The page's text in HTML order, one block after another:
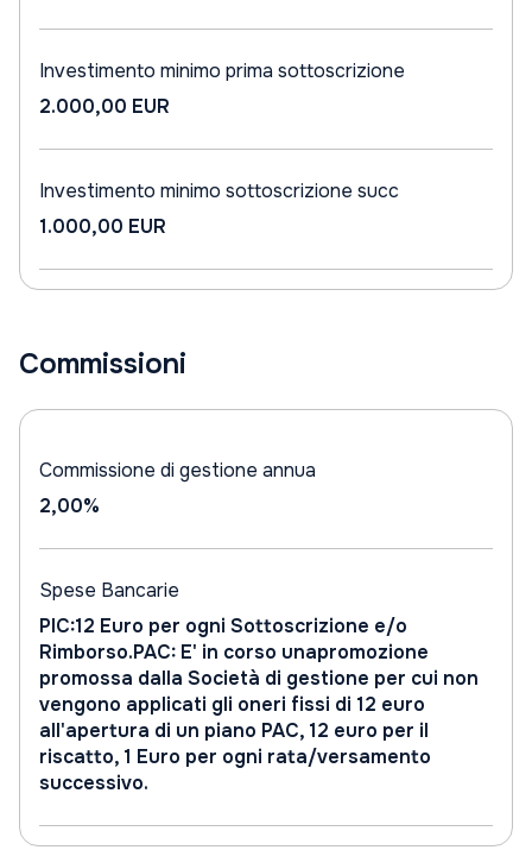
Investimento minimo prima sottoscrizione
2.000,00 EUR
Investimento minimo sottoscrizione succ
1.000,00 EUR
Commissioni
Commissione di gestione annua
2,00%
Spese Bancarie
PIC:12 Euro per ogni Sottoscrizione e/o
Rimborso.PAC: E' in corso unapromozione
promossa dalla Società di gestione per cui non
vengono applicati gli oneri fissi di 12 euro
all'apertura di un piano PAC, 12 euro per il
riscatto, 1 Euro per ogni rata/versamento
successivo.